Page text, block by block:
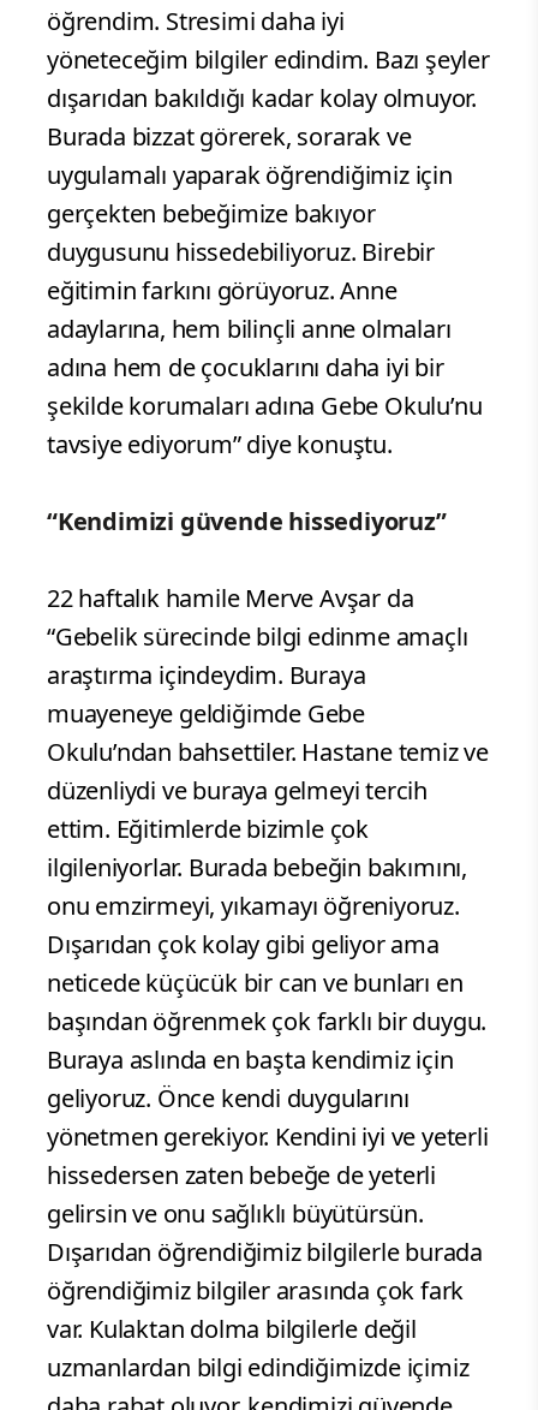
öğrendim. Stresimi daha iyi
yöneteceğim bilgiler edindim. Bazı şeyler
dışarıdan bakıldığı kadar kolay olmuyor.
Burada bizzat görerek, sorarak ve
uygulamalı yaparak öğrendiğimiz için
gerçekten bebeğimize bakıyor
duygusunu hissedebiliyoruz. Birebir
eğitimin farkını görüyoruz. Anne
adaylarına, hem bilinçli anne olmaları
adına hem de çocuklarını daha iyi bir
şekilde korumaları adına Gebe Okulu’nu
tavsiye ediyorum” diye konuştu.
“Kendimizi güvende hissediyoruz”
22 haftalık hamile Merve Avşar da
“Gebelik sürecinde bilgi edinme amaçlı
araştırma içindeydim. Buraya
muayeneye geldiğimde Gebe
Okulu’ndan bahsettiler. Hastane temiz ve
düzenliydi ve buraya gelmeyi tercih
ettim. Eğitimlerde bizimle çok
ilgileniyorlar. Burada bebeğin bakımını,
onu emzirmeyi, yıkamayı öğreniyoruz.
Dışarıdan çok kolay gibi geliyor ama
neticede küçücük bir can ve bunları en
başından öğrenmek çok farklı bir duygu.
Buraya aslında en başta kendimiz için
geliyoruz. Önce kendi duygularını
yönetmen gerekiyor. Kendini iyi ve yeterli
hissedersen zaten bebeğe de yeterli
gelirsin ve onu sağlıklı büyütürsün.
Dışarıdan öğrendiğimiz bilgilerle burada
öğrendiğimiz bilgiler arasında çok fark
var. Kulaktan dolma bilgilerle değil
uzmanlardan bilgi edindiğimizde içimiz